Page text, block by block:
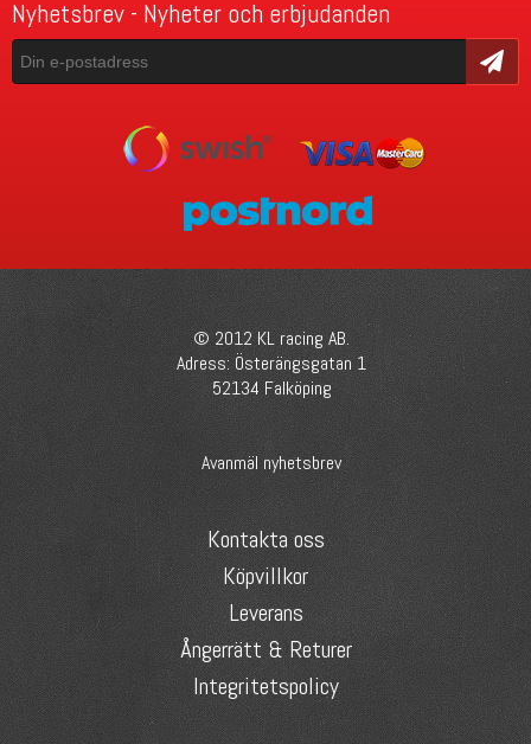
Nyhetsbrev - Nyheter och erbjudanden
Skicka
© 2012 KL racing AB.
Adress: Österängsgatan 1
52134 Falköping
Avanmäl nyhetsbrev
Kontakta oss
Köpvillkor
Leverans
Ångerrätt & Returer
Integritetspolicy